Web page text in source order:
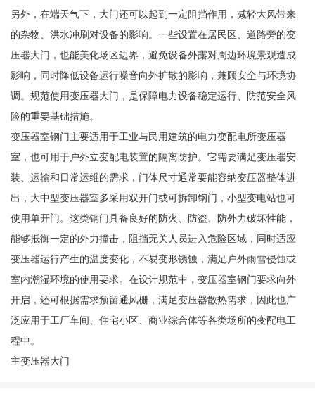
另外，在端天气下，大门还可以起到一定阻挡作用，减轻大风带来
的杂物、洪水冲刷对设备的影响。一些设置在居民区、道路旁的变
压器大门，也能美化场区边界，避免设备外露对周边环境景观造成
影响，同时降低设备运行噪音向外扩散的影响，兼顾安全与环境协
调。规范使用变压器大门，是保障电力设备稳定运行、防范安全风
险的重要基础措施。
变压器室钢门主要适用于工业与民用建筑的电力变配电所变压器
室，也可用于户外立变配电装置的隔离防护。它需要满足变压器安
装、运输和日常运维的需求，门体尺寸通常要能容纳变压器整体进
出，大中型变压器室多采用双开门或可拆卸钢门，小型变电站也可
使用单开门。这类钢门具备良好的防火、防盗、防外力破坏性能，
能够抵御一定的外力撞击，阻挡无关人员进入危险区域，同时适应
变压器运行产生的温度变化，不易变形锈蚀，满足户外雨雪侵蚀或
室内潮湿环境的使用要求。在设计规范中，变压器室钢门要求向外
开启，还可根据需求预留通风栅，满足变压器散热需求，因此也广
泛应用于工厂车间、住宅小区、商业综合体等各类场所的变配电工
程中。
主变压器大门